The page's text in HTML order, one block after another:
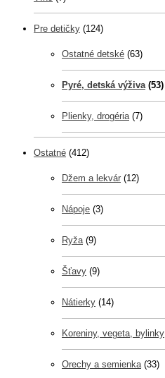
Pre detičky (124)
Ostatné detské (63)
Pyré, detská výživa (53)
Plienky, drogéria (7)
Ostatné (412)
Džem a lekvár (12)
Nápoje (3)
Ryža (9)
Šťavy (9)
Nátierky (14)
Koreniny, vegeta, bylinky
Orechy a semienka (33)